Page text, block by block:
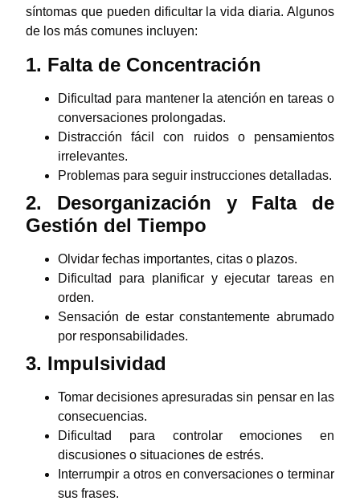
síntomas que pueden dificultar la vida diaria. Algunos
de los más comunes incluyen:
1. Falta de Concentración
Dificultad para mantener la atención en tareas o
conversaciones prolongadas.
Distracción fácil con ruidos o pensamientos
irrelevantes.
Problemas para seguir instrucciones detalladas.
2. Desorganización y Falta de
Gestión del Tiempo
Olvidar fechas importantes, citas o plazos.
Dificultad para planificar y ejecutar tareas en
orden.
Sensación de estar constantemente abrumado
por responsabilidades.
3. Impulsividad
Tomar decisiones apresuradas sin pensar en las
consecuencias.
Dificultad para controlar emociones en
discusiones o situaciones de estrés.
Interrumpir a otros en conversaciones o terminar
sus frases.